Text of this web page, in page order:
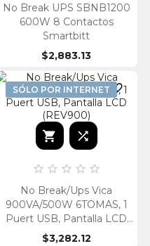
No Break UPS SBNB1200
600W 8 Contactos
Smartbitt
$2,883.13
SÓLO POR INTERNET 
 
    
No Break/Ups Vica
900VA/500W 6TOMAS, 1
Puert USB, Pantalla LCD
(REV900)
$3,282.12